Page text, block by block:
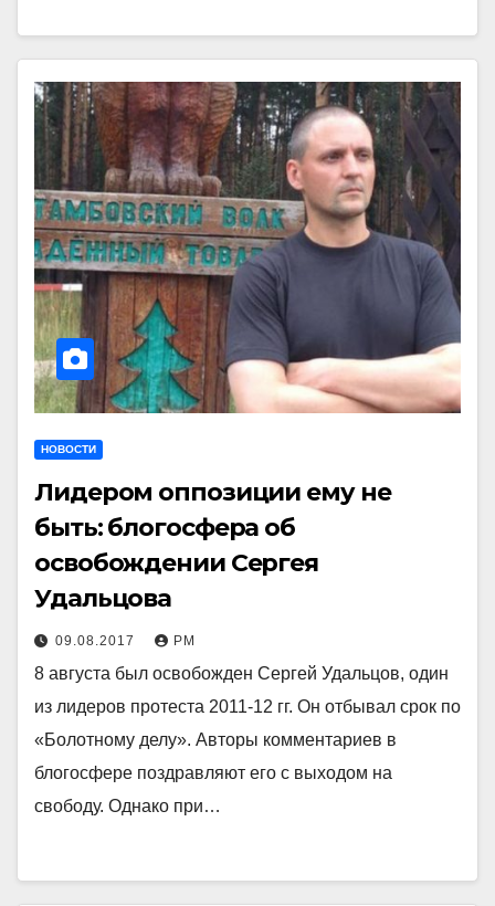
НОВОСТИ
Лидером оппозиции ему не
быть: блогосфера об
освобождении Сергея
Удальцова
09.08.2017 РМ
8 августа был освобожден Сергей Удальцов, один
из лидеров протеста 2011-12 гг. Он отбывал срок по
«Болотному делу». Авторы комментариев в
блогосфере поздравляют его с выходом на
свободу. Однако при…